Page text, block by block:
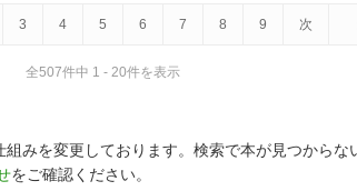
3 4 5 6 7 8 9 次
全507件中 1 - 20件を表示
みを変更しております。検索で本が見つからな
をご確認ください。